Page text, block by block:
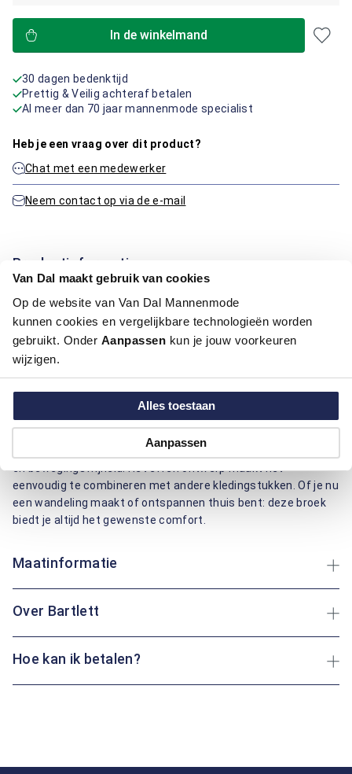
Van Dal maakt gebruik van cookies
Op de website van Van Dal Mannenmode
kunnen cookies en vergelijkbare technologieën worden
gebruikt. Onder Aanpassen kun je jouw voorkeuren
wijzigen.
Alles toestaan
Aanpassen
In de winkelmand
30 dagen bedenktijd
Prettig & Veilig achteraf betalen
Al meer dan 70 jaar mannenmode specialist
Heb je een vraag over dit product?
Chat met een medewerker
Neem contact op via de e-mail
Productinformatie
Artikelnummer
1016009-20
Kleur:
Blauw/Navy
Materiaal:
97% Katoen / 3% Elastaan
Pasvorm:
elastaan, zorgt de stof voor een aangenaam draagcomfort
en bewegingsvrijheid. Het effen ontwerp maakt het
eenvoudig te combineren met andere kledingstukken. Of je nu
een wandeling maakt of ontspannen thuis bent: deze broek
biedt je altijd het gewenste comfort.
Maatinformatie
Over Bartlett
Hoe kan ik betalen?